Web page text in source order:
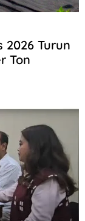
Turun
Ton